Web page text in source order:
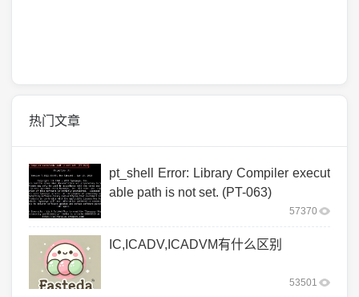
热门文章
pt_shell Error: Library Compiler execut
able path is not set. (PT-063)
57370
IC,ICADV,ICADVM有什么区别
53501